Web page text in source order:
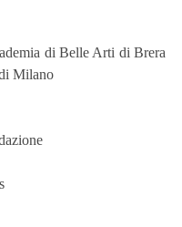
di Belle Arti di Brera
Milano